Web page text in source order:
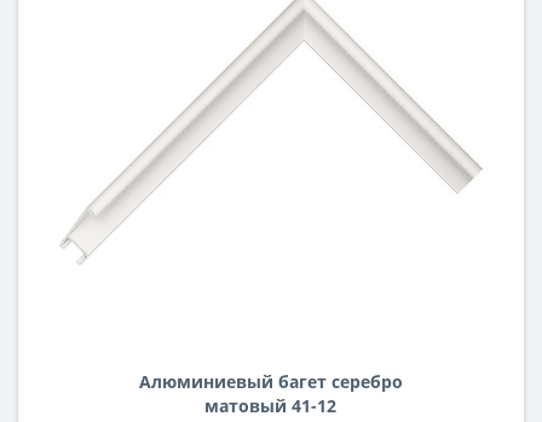
Алюминиевый багет серебро
матовый 41-12